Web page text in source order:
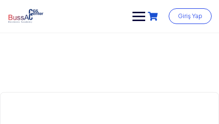
content
Giriş Yap